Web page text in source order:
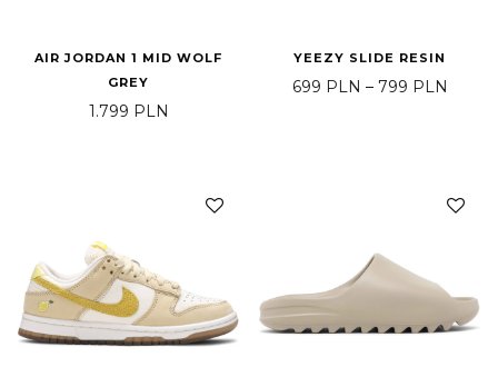
AIR JORDAN 1 MID WOLF
GREY
1.799 PLN
YEEZY SLIDE RESIN
699 PLN – 799 PLN